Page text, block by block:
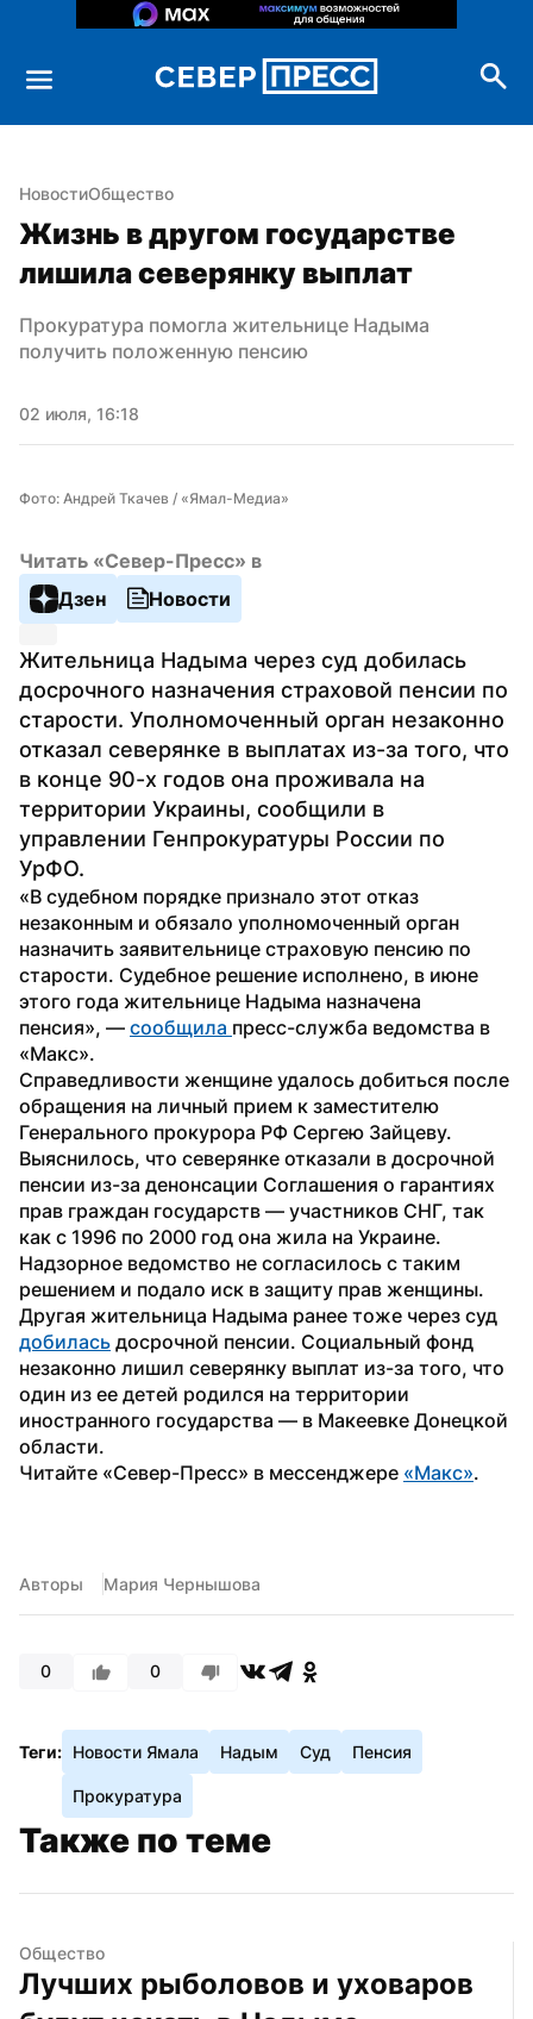
НовостиОбщество
Жизнь в другом государстве
лишила северянку выплат
Прокуратура помогла жительнице Надыма
получить положенную пенсию
02 июля, 16:18
Фото: Андрей Ткачев / «Ямал-Медиа»
Читать «Север-Пресс» в
Дзен
Новости
Жительница Надыма через суд добилась
досрочного назначения страховой пенсии по
старости. Уполномоченный орган незаконно
отказал северянке в выплатах из-за того, что
в конце 90-х годов она проживала на
территории Украины, сообщили в
управлении Генпрокуратуры России по
УрФО.
«В судебном порядке признало этот отказ
незаконным и обязало уполномоченный орган
назначить заявительнице страховую пенсию по
старости. Судебное решение исполнено, в июне
этого года жительнице Надыма назначена
пенсия», — сообщила пресс-служба ведомства в
«Макс».
Справедливости женщине удалось добиться после
обращения на личный прием к заместителю
Генерального прокурора РФ Сергею Зайцеву.
Выяснилось, что северянке отказали в досрочной
пенсии из-за денонсации Соглашения о гарантиях
прав граждан государств — участников СНГ, так
как с 1996 по 2000 год она жила на Украине.
Надзорное ведомство не согласилось с таким
решением и подало иск в защиту прав женщины.
добилась досрочной пенсии. Социальный фонд
незаконно лишил северянку выплат из-за того, что
один из ее детей родился на территории
иностранного государства — в Макеевке Донецкой
области.
Читайте «Север-Пресс» в мессенджере «Макс».
Авторы Мария Чернышова
0 0
Теги: Новости Ямала Надым Суд Пенсия
Прокуратура
Также по теме
Общество
Лучших рыболовов и уховаров